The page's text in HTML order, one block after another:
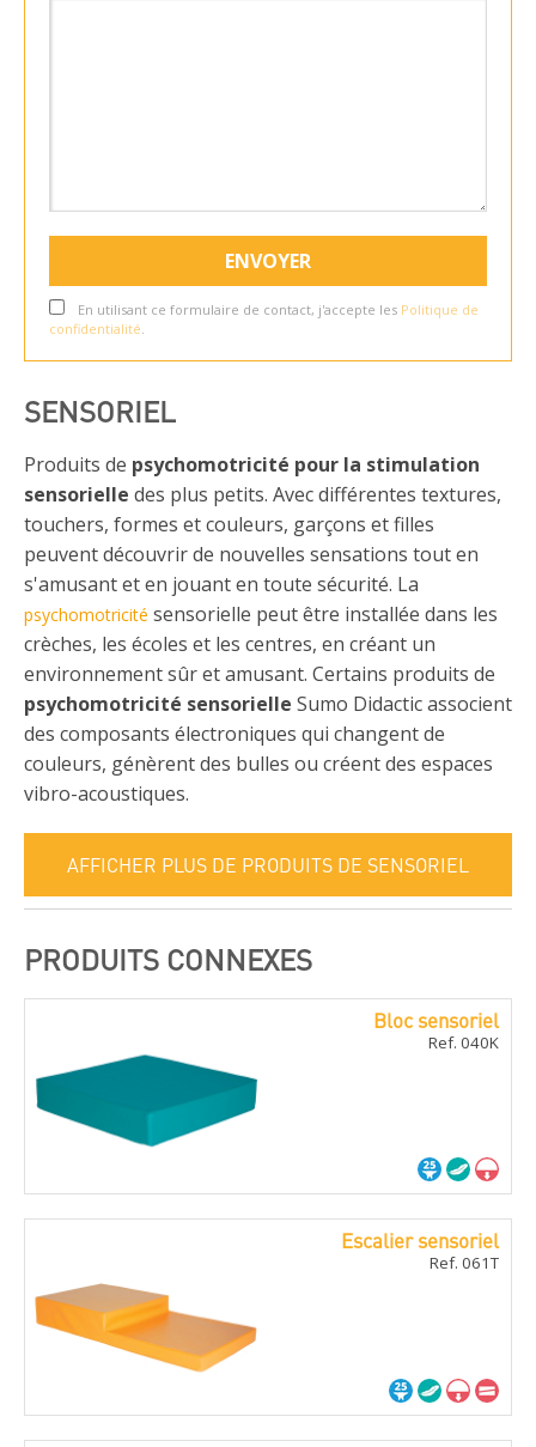
En utilisant ce formulaire de contact, j'accepte les Politique de
confidentialité.
SENSORIEL
Produits de psychomotricité pour la stimulation
sensorielle des plus petits. Avec différentes textures,
touchers, formes et couleurs, garçons et filles
peuvent découvrir de nouvelles sensations tout en
s'amusant et en jouant en toute sécurité. La
psychomotricité sensorielle peut être installée dans les
crèches, les écoles et les centres, en créant un
environnement sûr et amusant. Certains produits de
psychomotricité sensorielle Sumo Didactic associent
des composants électroniques qui changent de
couleurs, génèrent des bulles ou créent des espaces
vibro-acoustiques.
AFFICHER PLUS DE PRODUITS DE SENSORIEL
PRODUITS CONNEXES
Bloc sensoriel
Ref. 040K
Escalier sensoriel
Ref. 061T